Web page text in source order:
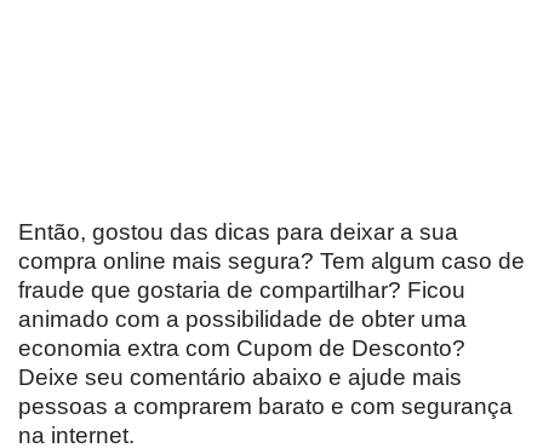
Então, gostou das dicas para deixar a sua
compra online mais segura? Tem algum caso de
fraude que gostaria de compartilhar? Ficou
animado com a possibilidade de obter uma
economia extra com Cupom de Desconto?
Deixe seu comentário abaixo e ajude mais
pessoas a comprarem barato e com segurança
na internet.